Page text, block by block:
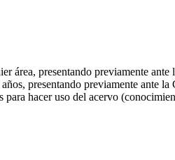
área, presentando previamente
presentando previamente ante
para hacer uso del acervo